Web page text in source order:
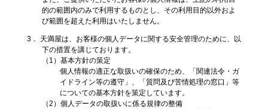
的の範囲内のみで利用するものとし、その利用目的以外およ
び範囲を超えた利用はいたしません。
3． 天満屋は、お客様の個人データに関する安全管理のために、以
下の措置を講じております。
（1）基本方針の策定
個人情報の適正な取扱いの確保のため、「関連法令・ガ
イドライン等の遵守」、「質問及び苦情処理の窓口」等
についての基本方針を策定しています。
（2）個人データの取扱いに係る規律の整備